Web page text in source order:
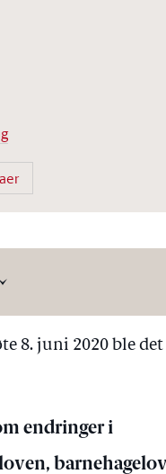
8. juni 2020 ble
endringer i